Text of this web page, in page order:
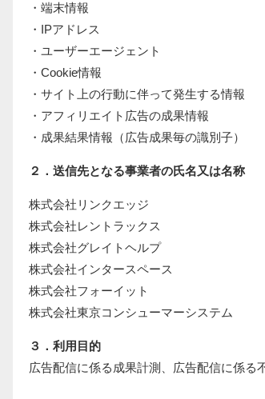
・端末情報
・IPアドレス
・ユーザーエージェント
・Cookie情報
・サイト上の行動に伴って発生する情報
・アフィリエイト広告の成果情報
・成果結果情報（広告成果毎の識別子）
２．送信先となる事業者の氏名又は名称
株式会社リンクエッジ
株式会社レントラックス
株式会社グレイトヘルプ
株式会社インタースペース
株式会社フォーイット
株式会社東京コンシューマーシステム
３．利用目的
広告配信に係る成果計測、広告配信に係る